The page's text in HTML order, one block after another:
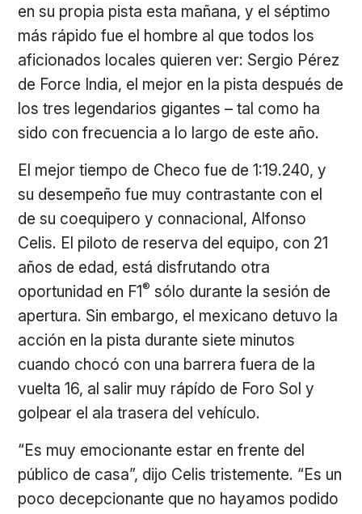
en su propia pista esta mañana, y el séptimo
más rápido fue el hombre al que todos los
aficionados locales quieren ver: Sergio Pérez
de Force India, el mejor en la pista después de
los tres legendarios gigantes – tal como ha
sido con frecuencia a lo largo de este año.
El mejor tiempo de Checo fue de 1:19.240, y
su desempeño fue muy contrastante con el
de su coequipero y connacional, Alfonso
Celis. El piloto de reserva del equipo, con 21
años de edad, está disfrutando otra
oportunidad en F1® sólo durante la sesión de
apertura. Sin embargo, el mexicano detuvo la
acción en la pista durante siete minutos
cuando chocó con una barrera fuera de la
vuelta 16, al salir muy rápído de Foro Sol y
golpear el ala trasera del vehículo.
“Es muy emocionante estar en frente del
público de casa”, dijo Celis tristemente. “Es un
poco decepcionante que no hayamos podido